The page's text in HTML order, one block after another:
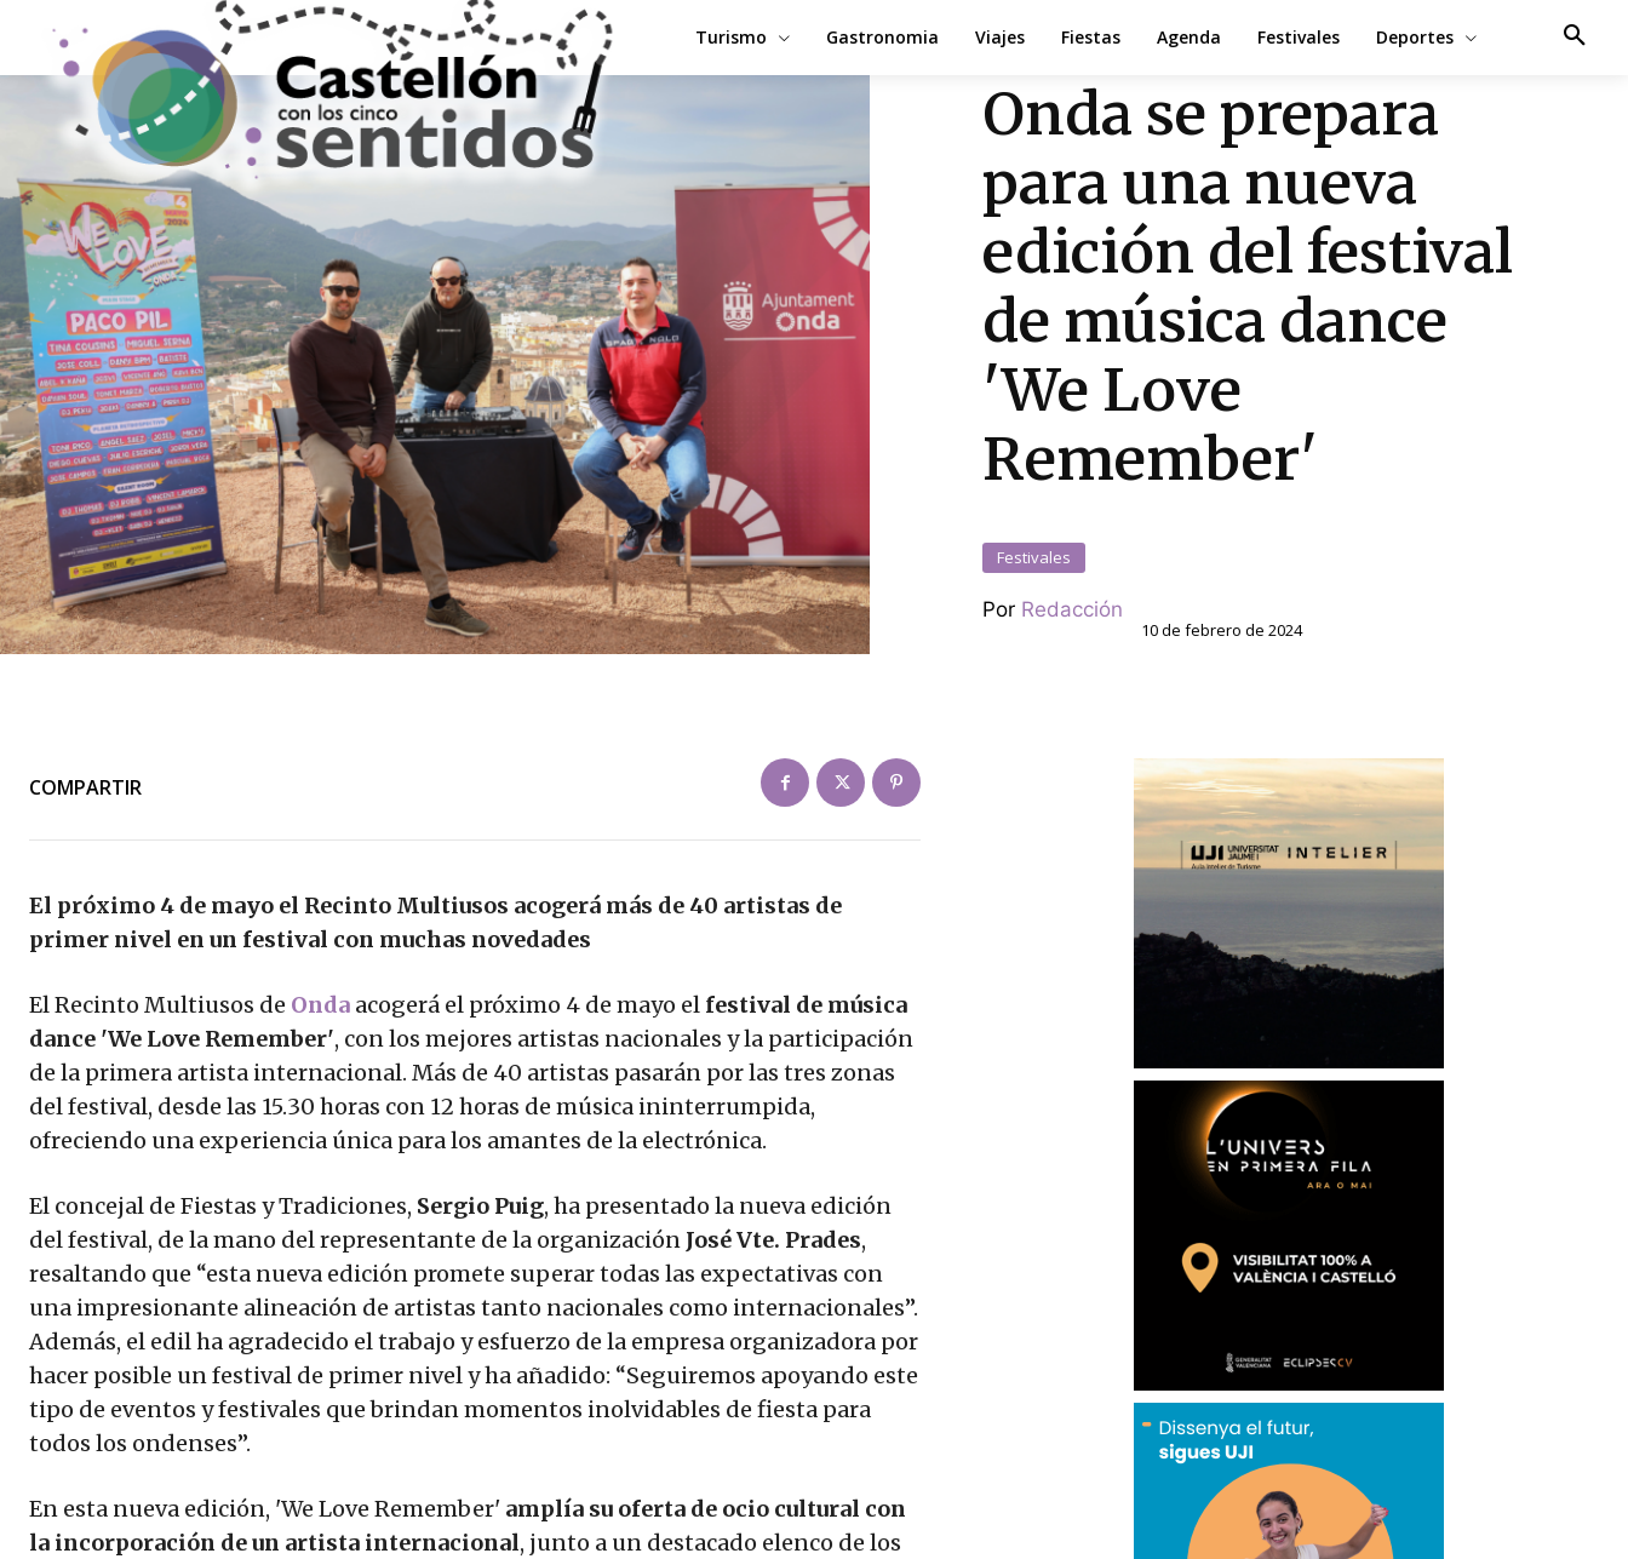
Turismo Gastronomia Viajes Fiestas Agenda Festivales Deportes
Onda se prepara
para una nueva
edición del festival
de música dance
'We Love
Remember'
Festivales
Por Redacción
10 de febrero de 2024
COMPARTIR
El próximo 4 de mayo el Recinto Multiusos acogerá más de 40 artistas de
primer nivel en un festival con muchas novedades
El Recinto Multiusos de Onda acogerá el próximo 4 de mayo el festival de música
dance 'We Love Remember', con los mejores artistas nacionales y la participación
de la primera artista internacional. Más de 40 artistas pasarán por las tres zonas
del festival, desde las 15.30 horas con 12 horas de música ininterrumpida,
ofreciendo una experiencia única para los amantes de la electrónica.
El concejal de Fiestas y Tradiciones, Sergio Puig, ha presentado la nueva edición
del festival, de la mano del representante de la organización José Vte. Prades,
resaltando que “esta nueva edición promete superar todas las expectativas con
una impresionante alineación de artistas tanto nacionales como internacionales”.
Además, el edil ha agradecido el trabajo y esfuerzo de la empresa organizadora por
hacer posible un festival de primer nivel y ha añadido: “Seguiremos apoyando este
tipo de eventos y festivales que brindan momentos inolvidables de fiesta para
todos los ondenses”.
En esta nueva edición, 'We Love Remember' amplía su oferta de ocio cultural con
la incorporación de un artista internacional, junto a un destacado elenco de los